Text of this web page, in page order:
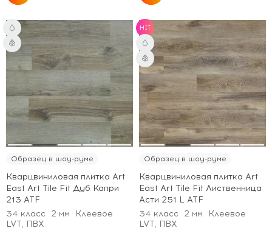
Образец в шоу-руме
Кварцвиниловая плитка Art
East Art Tile Fit Дуб Капри
213 ATF
34 класс
2 мм
Клеевое
LVT, ПВХ
HIT
Образец в шоу-руме
Кварцвиниловая плитка Art
East Art Tile Fit Лиственница
Асти 251 L ATF
34 класс
2 мм
Клеевое
LVT, ПВХ